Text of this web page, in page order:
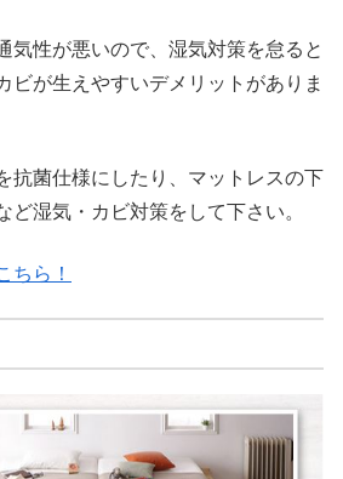
気性が悪いので、湿気対策を怠ると
ビが生えやすいデメリットがありま
抗菌仕様にしたり、マットレスの下
ど湿気・カビ対策をして下さい。
ちら！